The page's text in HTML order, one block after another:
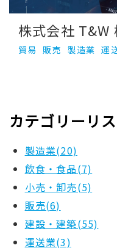
株式会社 T&W
貿易 販売 製造業 運
カテゴリーリ
製造業(20)
飲食・食品(7)
小売・卸売(5)
販売(6)
建設・建築(55)
運送業(3)